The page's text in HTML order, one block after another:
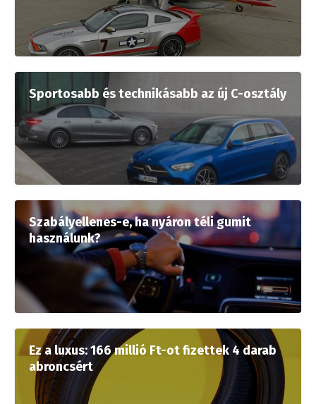
Sportosabb és technikásabb az új C-osztály
Szabályellenes-e, ha nyáron téli gumit
használunk?
Ez a luxus: 166 millió Ft-ot fizettek 4 darab
abroncsért